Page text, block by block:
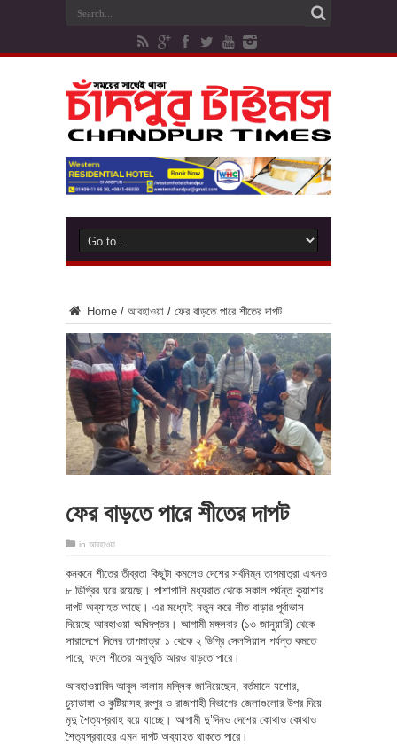
Home / আবহাওয়া / ফের বাড়তে পারে শীতের দাপট
ফের বাড়তে পারে শীতের দাপট
in আবহাওয়া
কনকনে শীতের তীব্রতা কিছুটা কমলেও দেশের সর্বনিম্ন তাপমাত্রা এখনও
৮ ডিগ্রির ঘরে রয়েছে। পাশাপাশি মধ্যরাত থেকে সকাল পর্যন্ত কুয়াশার
দাপট অব্যাহত আছে। এর মধ্যেই নতুন করে শীত বাড়ার পূর্বাভাস
দিয়েছে আবহাওয়া অধিদপ্তর। আগামী মঙ্গলবার (১৩ জানুয়ারি) থেকে
সারাদেশে দিনের তাপমাত্রা ১ থেকে ২ ডিগ্রি সেলসিয়াস পর্যন্ত কমতে
পারে, ফলে শীতের অনুভূতি আরও বাড়তে পারে।
আবহাওয়াবিদ আবুল কালাম মল্লিক জানিয়েছেন, বর্তমানে যশোর,
চুয়াডাঙ্গা ও কুষ্টিয়াসহ রংপুর ও রাজশাহী বিভাগের জেলাগুলোর উপর দিয়ে
মৃদু শৈত্যপ্রবাহ বয়ে যাচ্ছে। আগামী দু’দিনও দেশের কোথাও কোথাও
শৈত্যপ্রবাহের এমন দাপট অব্যাহত থাকতে পারে।